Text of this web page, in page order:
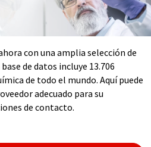
con una amplia selección de
de datos incluye 13.706
de todo el mundo. Aquí puede
adecuado para su
de contacto.